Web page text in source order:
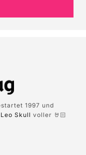
1997 und
Leo Skull voller 🤘🏻